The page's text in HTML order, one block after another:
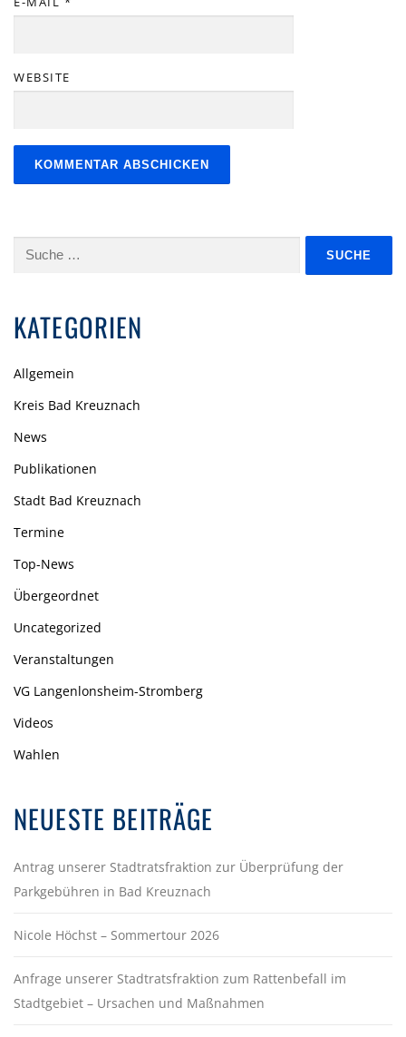
WEBSITE
Suche
KATEGORIEN
Allgemein
Kreis Bad Kreuznach
News
Publikationen
Stadt Bad Kreuznach
Termine
Top-News
Übergeordnet
Uncategorized
Veranstaltungen
VG Langenlonsheim-Stromberg
Videos
Wahlen
NEUESTE BEITRÄGE
Antrag unserer Stadtratsfraktion zur Überprüfung der
Parkgebühren in Bad Kreuznach
Nicole Höchst – Sommertour 2026
Anfrage unserer Stadtratsfraktion zum Rattenbefall im
Stadtgebiet – Ursachen und Maßnahmen